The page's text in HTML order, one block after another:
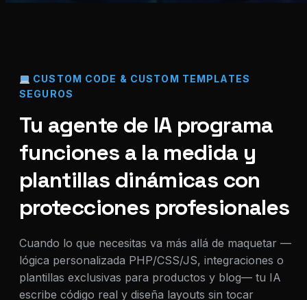
CUSTOM CODE & CUSTOM TEMPLATES
SEGUROS
Tu agente de IA programa
funciones a la medida y
plantillas dinámicas con
protecciones profesionales
Cuando lo que necesitas va más allá de maquetar —
lógica personalizada PHP/CSS/JS, integraciones o
plantillas exclusivas para productos y blog— tu IA
escribe código real y diseña layouts sin tocar